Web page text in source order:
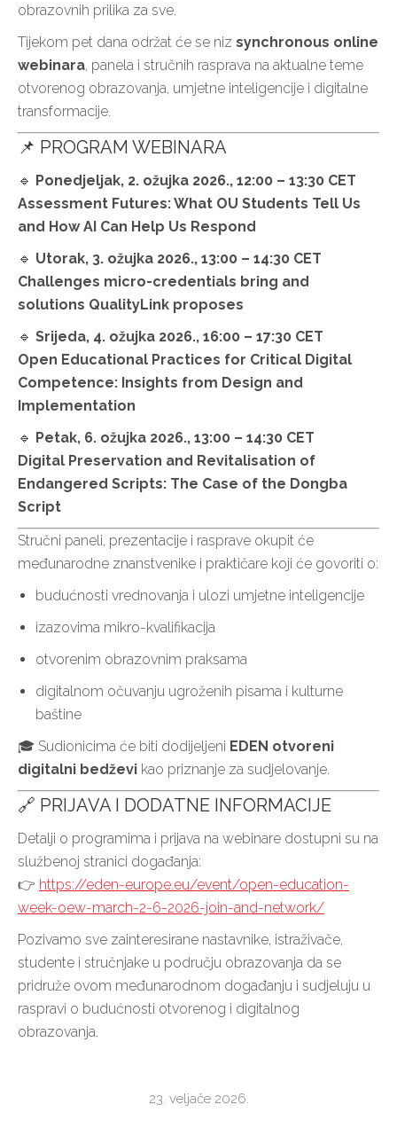
obrazovnih prilika za sve.
Tijekom pet dana održat će se niz synchronous online
webinara, panela i stručnih rasprava na aktualne teme
otvorenog obrazovanja, umjetne inteligencije i digitalne
transformacije.
📌 PROGRAM WEBINARA
🔹 Ponedjeljak, 2. ožujka 2026., 12:00 – 13:30 CET
Assessment Futures: What OU Students Tell Us
and How AI Can Help Us Respond
🔹 Utorak, 3. ožujka 2026., 13:00 – 14:30 CET
Challenges micro-credentials bring and
solutions QualityLink proposes
🔹 Srijeda, 4. ožujka 2026., 16:00 – 17:30 CET
Open Educational Practices for Critical Digital
Competence: Insights from Design and
Implementation
🔹 Petak, 6. ožujka 2026., 13:00 – 14:30 CET
Digital Preservation and Revitalisation of
Endangered Scripts: The Case of the Dongba
Script
Stručni paneli, prezentacije i rasprave okupit će
međunarodne znanstvenike i praktičare koji će govoriti o:
budućnosti vrednovanja i ulozi umjetne inteligencije
izazovima mikro-kvalifikacija
otvorenim obrazovnim praksama
digitalnom očuvanju ugroženih pisama i kulturne
baštine
🎓 Sudionicima će biti dodijeljeni EDEN otvoreni
digitalni bedževi kao priznanje za sudjelovanje.
🔗 PRIJAVA I DODATNE INFORMACIJE
Detalji o programima i prijava na webinare dostupni su na
službenoj stranici događanja:
👉 https://eden-europe.eu/event/open-education-
week-oew-march-2-6-2026-join-and-network/
Pozivamo sve zainteresirane nastavnike, istraživače,
studente i stručnjake u području obrazovanja da se
pridruže ovom međunarodnom događanju i sudjeluju u
raspravi o budućnosti otvorenog i digitalnog
obrazovanja.
23. veljače 2026.